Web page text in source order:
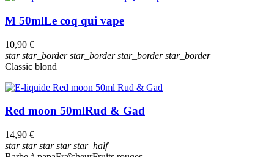
M 50mlLe coq qui vape
10,90 €
starstar_borderstar_borderstar_borderstar_border
Classic blond
Red moon 50mlRud & Gad
14,90 €
starstarstarstarstar_half